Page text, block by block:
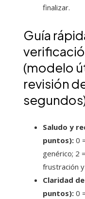
finalizar.
Guía
(modelo
revisión
Saludo y
puntos): 0
genérico; 2
frustración
Claridad
puntos): 0